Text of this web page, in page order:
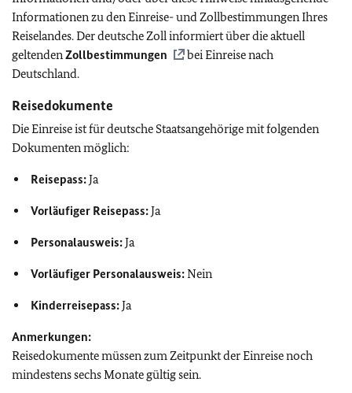
Informationen zu den Einreise- und Zollbestimmungen Ihres
Reiselandes. Der deutsche Zoll informiert über die aktuell
geltendenZollbestimmungen
bei Einreise nach
Deutschland.
Reisedokumente
Die Einreise ist für deutsche Staatsangehörige mit folgenden
Dokumenten möglich:
Reisepass:Ja
Vorläufiger Reisepass:Ja
Personalausweis:Ja
Vorläufiger Personalausweis:Nein
Kinderreisepass:Ja
Anmerkungen:
Reisedokumente müssen zum Zeitpunkt der Einreise noch
mindestens sechs Monate gültig sein.